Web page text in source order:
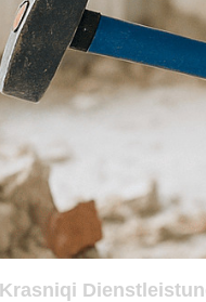
Krasniqi